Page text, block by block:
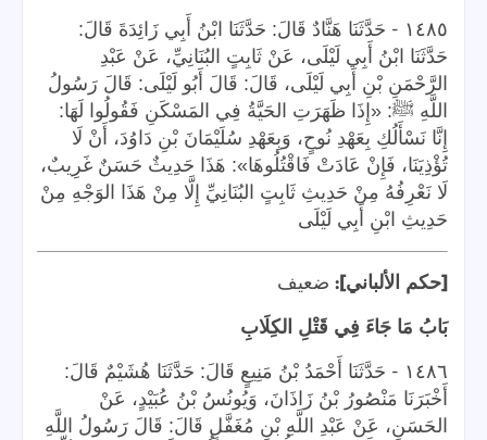
١٤٨٥ - حَدَّثَنَا هَنَّادٌ قَالَ: حَدَّثَنَا ابْنُ أَبِي زَائِدَةَ قَالَ:
حَدَّثَنَا ابْنُ أَبِي لَيْلَى، عَنْ ثَابِتٍ البُنَانِيِّ، عَنْ عَبْدِ
الرَّحْمَنِ بْنِ أَبِي لَيْلَى، قَالَ: قَالَ أَبُو لَيْلَى: قَالَ رَسُولُ
اللَّهِ ﷺ: «إِذَا ظَهَرَتِ الحَيَّةُ فِي المَسْكَنِ فَقُولُوا لَهَا:
إِنَّا نَسْأَلُكِ بِعَهْدِ نُوحٍ، وَبِعَهْدِ سُلَيْمَانَ بْنِ دَاوُدَ، أَنْ لَا
تُؤْذِيَنَا، فَإِنْ عَادَتْ فَاقْتُلُوهَا»: هَذَا حَدِيثٌ حَسَنٌ غَرِيبٌ،
لَا نَعْرِفُهُ مِنْ حَدِيثِ ثَابِتٍ البُنَانِيِّ إِلَّا مِنْ هَذَا الوَجْهِ مِنْ
حَدِيثِ ابْنِ أَبِي لَيْلَى
[حكم الألباني]: ضعيف
بَابُ مَا جَاءَ فِي قَتْلِ الكِلَابِ
١٤٨٦ - حَدَّثَنَا أَحْمَدُ بْنُ مَنِيعٍ قَالَ: حَدَّثَنَا هُشَيْمٌ قَالَ:
أَخْبَرَنَا مَنْصُورُ بْنُ زَاذَانَ، وَيُونُسُ بْنُ عُبَيْدٍ، عَنْ
الحَسَنِ، عَنْ عَبْدِ اللَّهِ بْنِ مُغَفَّلٍ قَالَ: قَالَ رَسُولُ اللَّهِ